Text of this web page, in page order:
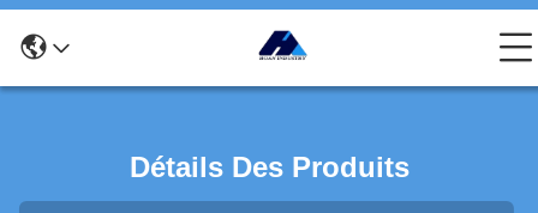
Détails Des Produits